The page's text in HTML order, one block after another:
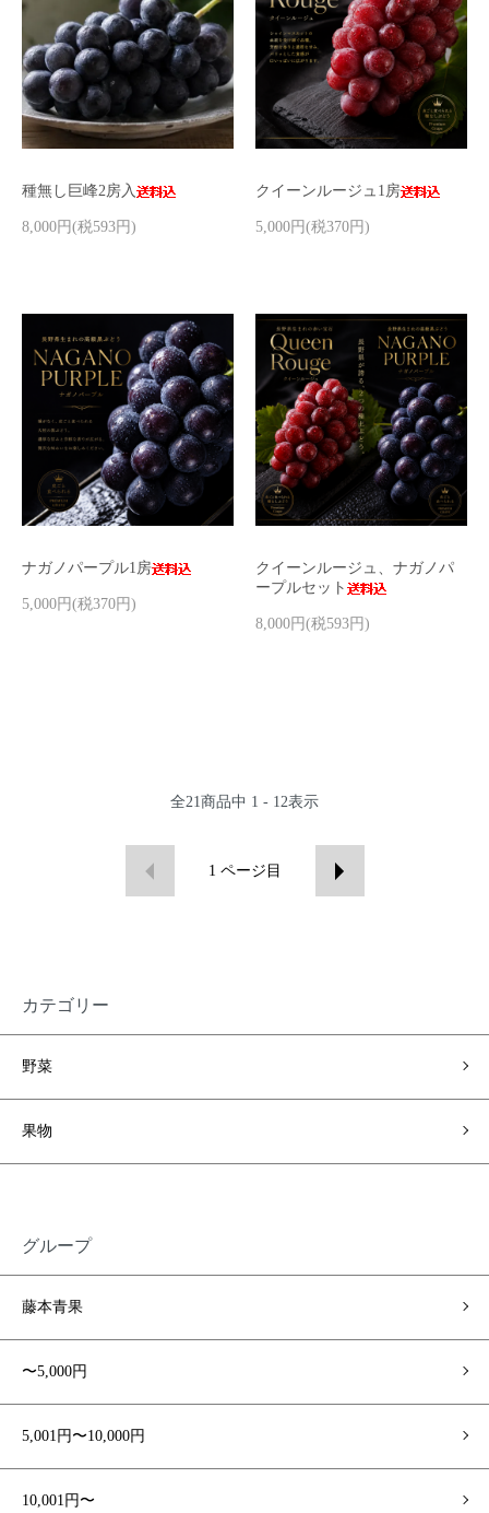
種無し巨峰2房入
8,000円(税593円)
クイーンルージュ1房
5,000円(税370円)
ナガノパープル1房
5,000円(税370円)
クイーンルージュ、ナガノパ
ープルセット
8,000円(税593円)
全21商品中 1 - 12表示
1 ページ目
カテゴリー
野菜
果物
グループ
藤本青果
〜5,000円
5,001円〜10,000円
10,001円〜